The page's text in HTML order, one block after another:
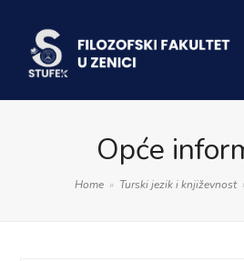
Opće
Home » Turski jezik i književnost